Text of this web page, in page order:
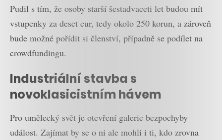
Pudil s tím, že osoby starší šestadvaceti let budou mít
vstupenky za deset eur, tedy okolo 250 korun, a zároveň
bude možné pořídit si členství, případně se podílet na
crowdfundingu.
Industriální stavba s
novoklasicistním hávem
Pro umělecký svět je otevření galerie bezpochyby
událost. Zajímat by se o ni ale mohli i ti, kdo zrovna